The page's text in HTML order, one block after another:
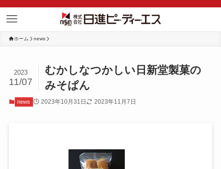
ホーム news
むかしなつかしい日新堂製菓の
みそぱん
2023
11/07
news 2023年10月31日 2023年11月7日